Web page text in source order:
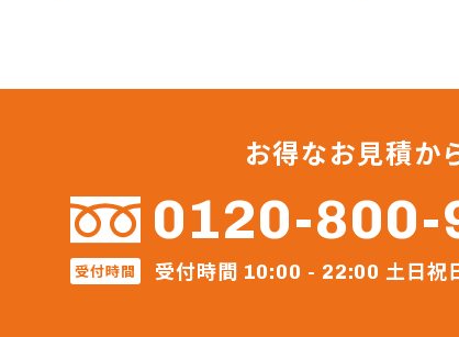
ネ
モ
ラ
ラ
お得なお見積か
0120-800-
受付時間 受付時間 10:00 - 22:00 土日祝